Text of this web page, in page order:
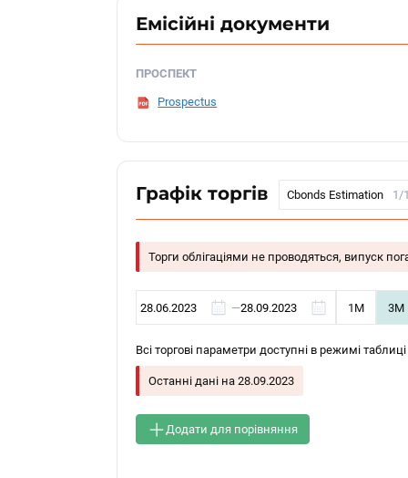
Емісійні документи
ПРОСПЕКТ
Prospectus
Графік торгів Cbonds Estimation 1/
Торги облігаціями не проводяться, випуск
— 1М 3М
Всі торгові параметри доступні в режимі таблиці
Останні дані на28.09.2023
Додати для порівняння